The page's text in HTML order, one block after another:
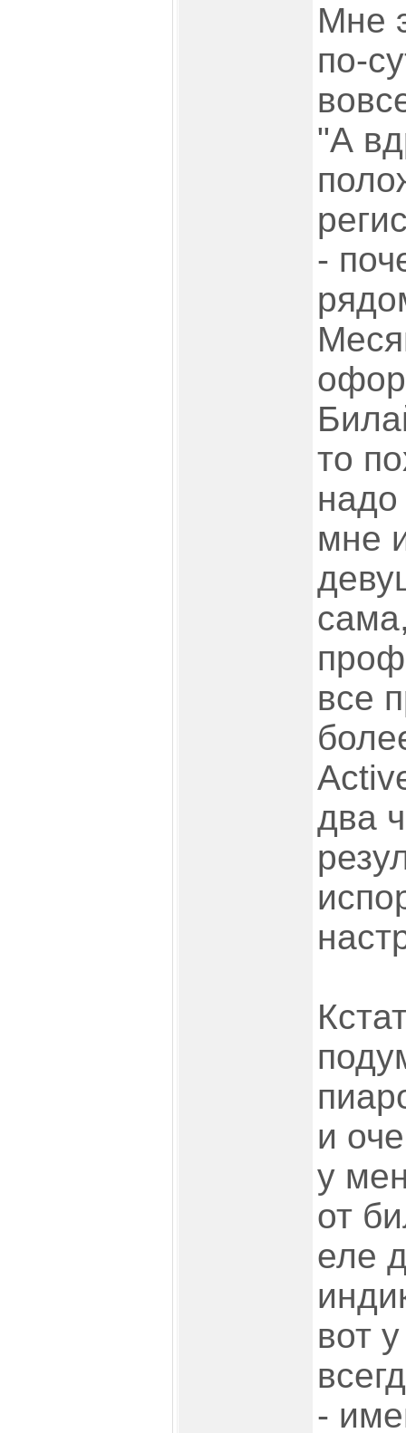
Мне
по-
"А
-
то
мне
все
два
и
у
от
еле
вот
-